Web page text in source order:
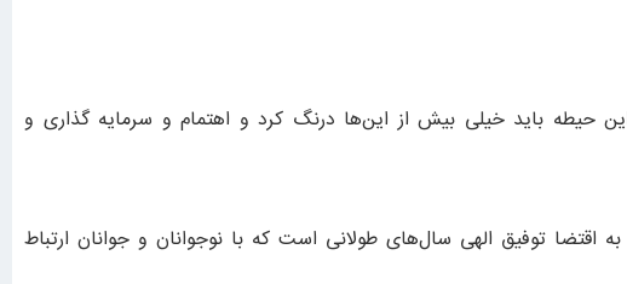
حیطه باید خیلی بیش از این‌ها درنگ کرد و اهتمام و سرمایه گذاری و
اقتضا توفیق الهی سال‌های طولانی است که با نوجوانان و جوانان ارتباط